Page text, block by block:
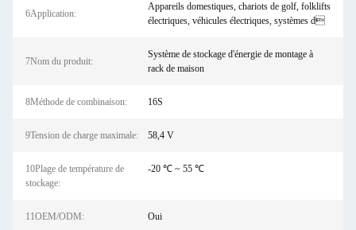
6Application:
Appareils domestiques, chariots de golf, folklifts
électriques, véhicules électriques, systèmes d
7Nom du produit:
Système de stockage d'énergie de montage à
rack de maison
8Méthode de combinaison: 16S
9Tension de charge maximale: 58,4 V
10Plage de température de
stockage:
-20 ℃ ~ 55 ℃
11OEM/ODM: Oui